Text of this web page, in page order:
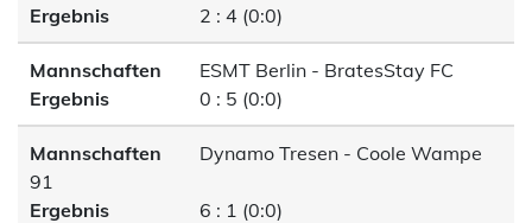
Ergebnis
2 : 4 (0:0)
Mannschaften
ESMT Berlin - BratesStay FC
Ergebnis
0 : 5 (0:0)
Mannschaften
Dynamo Tresen - Coole Wampe
91
Ergebnis
6 : 1 (0:0)